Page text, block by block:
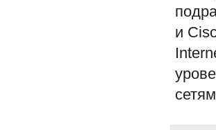
и